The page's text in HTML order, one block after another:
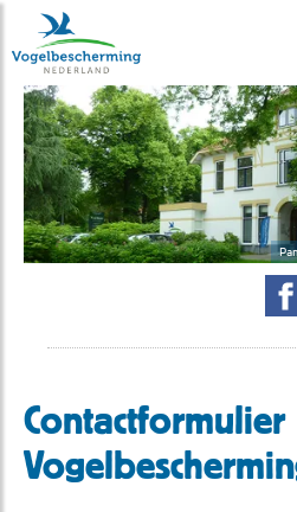
Contactformulier